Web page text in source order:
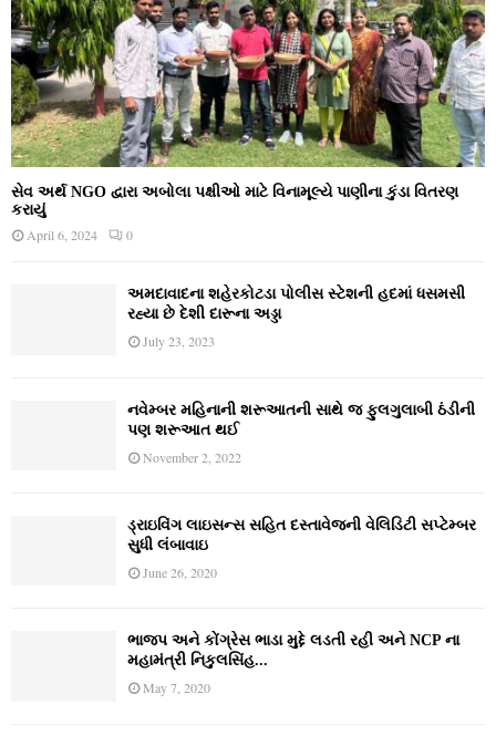
સેવ અર્થ NGO દ્વારા અબોલા પક્ષીઓ માટે વિનામૂલ્યે પાણીના કુંડા વિતરણ
કરાયું
April 6, 2024 0
અમદાવાદના શહેરકોટડા પોલીસ સ્ટેશની હદમાં ધસમસી
રહ્યા છે દેશી દારૂના અડ્ડા
July 23, 2023
નવેમ્‍બર મહિનાની શરૂઆતની સાથે જ ફુલગુલાબી ઠંડીની
પણ શરૂઆત થઈ
November 2, 2022
ડ્રાઇવિંગ લાઇસન્સ સહિત દસ્તાવેજની વેલિડિટી સપ્ટેમ્બર
સુધી લંબાવાઇ
June 26, 2020
ભાજપ અને કોંગ્રેસ ભાડા મુદ્દે લડતી રહી અને NCP ના
મહામંત્રી નિકુલસિંહ...
May 7, 2020